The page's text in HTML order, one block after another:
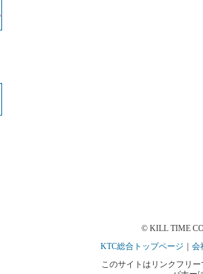
© KILL TIME
KTC総合トップページ
｜会
このサイトはリンクフリ